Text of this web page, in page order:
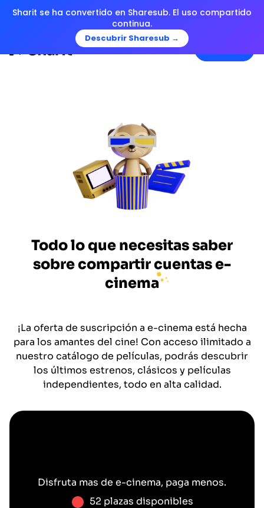
Sharit se ha convertido en Sharesub. El uso compartido
continua.
Descubrir Sharesub →
Todo lo que necesitas saber
sobre compartir cuentase-
cinema
¡La oferta de suscripción a e-cinema está hecha
para los amantes del cine! Con acceso ilimitado a
nuestro catálogo de películas, podrás descubrir
los últimos estrenos, clásicos y películas
independientes, todo en alta calidad.
Disfruta mas de e-cinema, paga menos.
52 plazas disponibles